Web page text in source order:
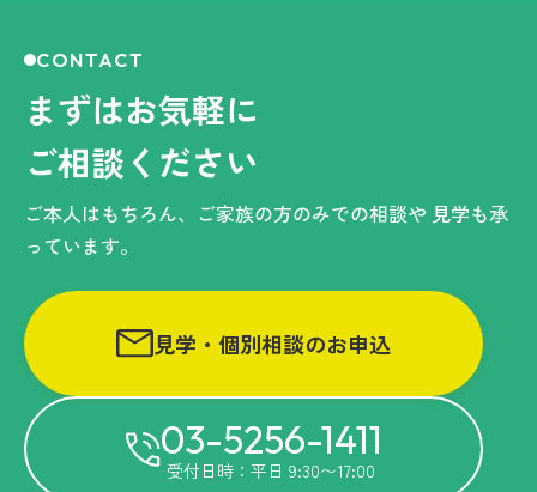
CONTACT
まずはお気軽に
ご相談ください
ご本人はもちろん、ご家族の方のみでの相談や 見学も承
っています。
見学・個別相談のお申込
03-5256-1411
受付日時：平日 9:30〜17:00